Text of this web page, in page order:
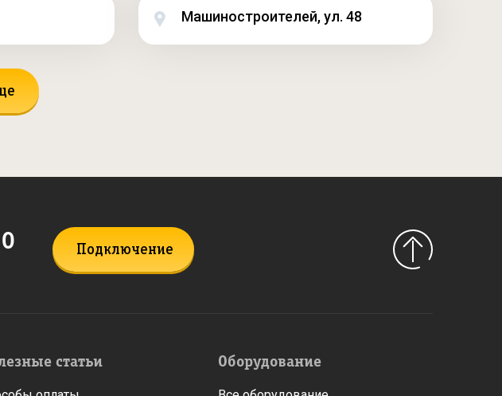
Машиностроителей, ул. 48
Подключение
статьи Оборудование